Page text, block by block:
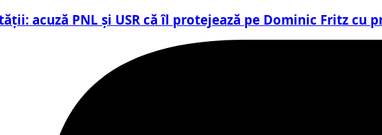
acuză PNL și USR că îl protejează pe Dominic Fritz cu